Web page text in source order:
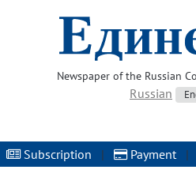
Newspaper of the Russian
Russian
Subscription | Payment |